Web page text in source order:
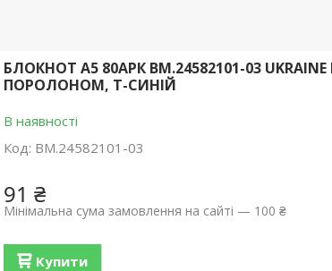
БЛОКНОТ А5 80АРК BM.24582101-03
ПОРОЛОНОМ, Т-СИНІЙ
В наявності
Код: BM.24582101-03
91 ₴
Мінімальна сума замовлення на сайті — 100 ₴
Купити